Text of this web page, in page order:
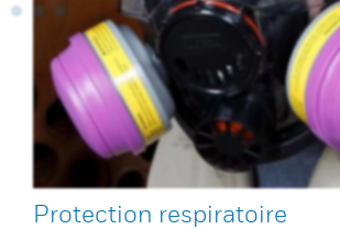
Protection respiratoire